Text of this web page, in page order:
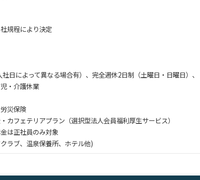
規程により決定
日によって異なる場合有）、完全週休2日制（土曜日・日曜日）、
・介護休業
災保険
カフェテリアプラン（選択型法人会員福利厚生サービス）
正社員のみ対象
ラブ、温泉保養所、ホテル他)